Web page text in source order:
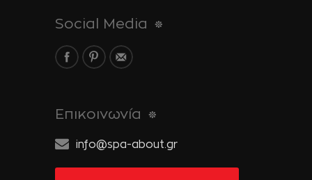
Social Media
Επικοινωνία
info@spa-about.gr